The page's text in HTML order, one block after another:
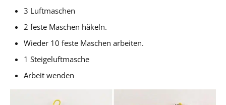
3 Luftmaschen
2 feste Maschen häkeln.
Wieder 10 feste Maschen arbeiten.
1 Steigeluftmasche
Arbeit wenden